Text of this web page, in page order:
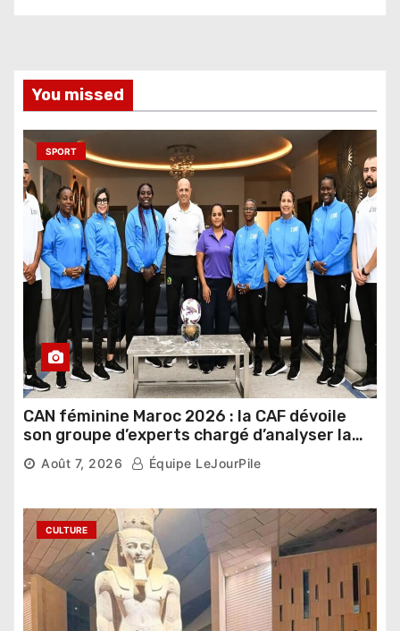
You missed
SPORT
CAN féminine Maroc 2026 : la CAF dévoile
son groupe d’experts chargé d’analyser la
compétition
Août 7, 2026 Équipe LeJourPile
CULTURE